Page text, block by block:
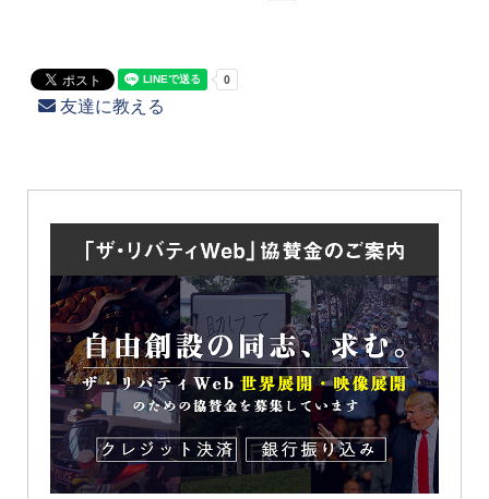
友達に教える